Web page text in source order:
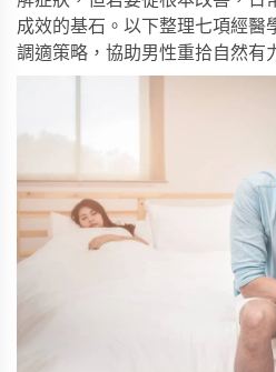
成效的基石。以下整理七項經醫
調適策略，協助男性重拾自然有